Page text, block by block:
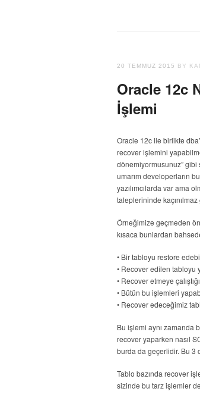
20 TEMMUZ 2015 BY
Oracle 12c
İşlemi
Oracle 12c ile birlikte
recover işlemini
dönemiyormusunuz”
umarım developerların
yazılımcılarda var ama
taleplerininde
Örneğimize geçmeden
kısaca bunlardan
• Bir tabloyu restore
• Recover edilen
• Recover etmeye
• Bütün bu işlemleri
• Recover edeceğimiz
Bu işlemi aynı zamanda
recover yaparken nasıl
burda da geçerlidir. Bu 3
Tablo bazında recover
sizinde bu tarz işlemler